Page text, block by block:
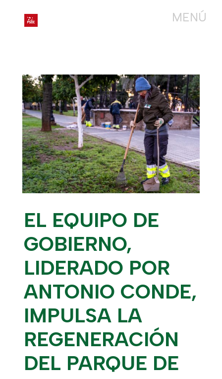
EL EQUIPO DE
GOBIERNO,
LIDERADO POR
ANTONIO CONDE,
IMPULSA LA
REGENERACIÓN
DEL PARQUE DE